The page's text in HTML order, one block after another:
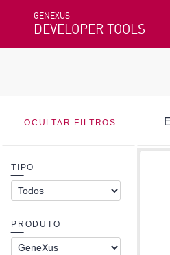
GENEXUS
DEVELOPER TOOLS